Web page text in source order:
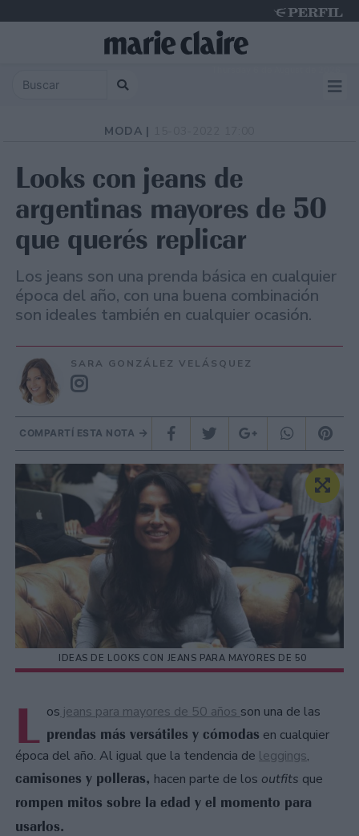
MODA |
Looks con jeans de
argentinas mayores de 50
que querés replicar
Los jeans son una prenda básica en cualquier
época del año, con una buena combinación
son ideales también en cualquier ocasión.
SARA GONZÁLEZ VELÁSQUEZ
COMPARTÍ ESTA NOTA
IDEAS DE LOOKS CON JEANS PARA MAYORES DE 50
L os jeans para mayores de 50 años son una de las
prendas más versátiles y cómodas en cualquier
época del año. Al igual que la tendencia de leggings,
camisones y polleras, hacen parte de los outfits que
rompen mitos sobre la edad y el momento para
usarlos.